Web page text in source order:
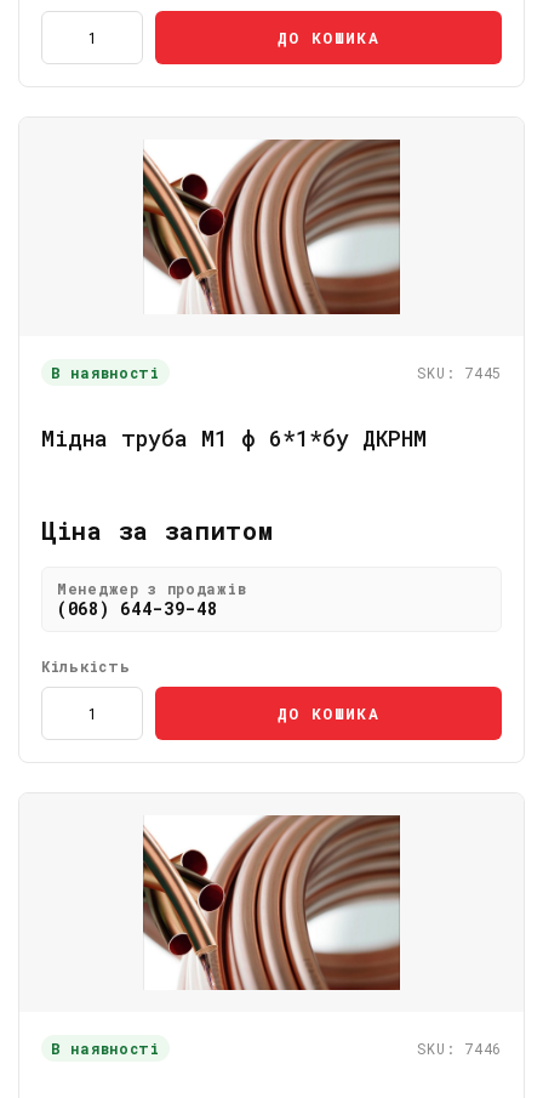
ДО КОШИКА
В наявності SKU: 7445
Мідна труба М1 ф 6*1*бу ДКРНМ
Ціна за запитом
Менеджер з продажів
(068) 644-39-48
Кількість
ДО КОШИКА
В наявності SKU: 7446